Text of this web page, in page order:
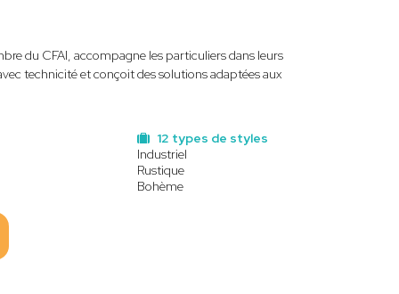
du CFAI, accompagne les particuliers dans leurs
technicité et conçoit des solutions adaptées aux
12 types de styles
Industriel
Rustique
Bohème